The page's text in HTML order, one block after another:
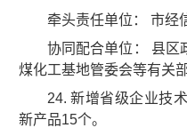
牵头责任单位： 市经
协同配合单位： 县区
煤化工基地管委会等有关部
24. 新增省级企业技
新产品15个。